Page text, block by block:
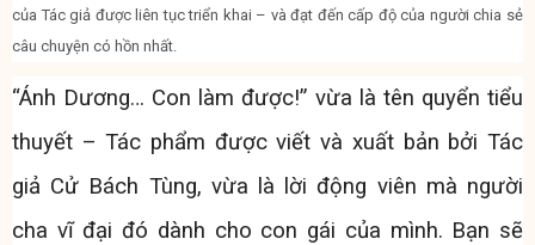
của Tác giả được liên tục triển khai – và đạt đến cấp độ của người chia sẻ
câu chuyện có hồn nhất.
“Ánh Dương… Con làm được!” vừa là tên quyển tiểu
thuyết – Tác phẩm được viết và xuất bản bởi Tác
giả Cử Bách Tùng, vừa là lời động viên mà người
cha vĩ đại đó dành cho con gái của mình. Bạn sẽ